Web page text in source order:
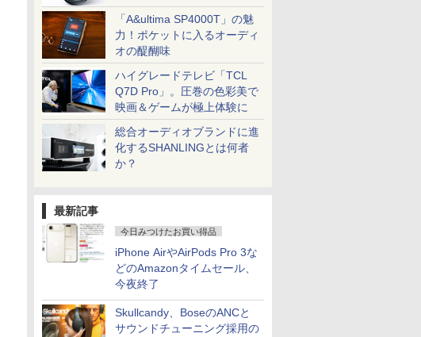
「A&ultima SP4000T」の魅
力！ポケットに入るオーディ
オの醍醐味
ハイグレードテレビ「TCL
Q7D Pro」。圧巻の色彩美で
映画＆ゲームが極上体験に
総合オーディオブランドに進
化するSHANLINGとは何者
か？
最新記事
今日みつけたお買い得品
iPhone AirやAirPods Pro 3な
どのAmazonタイムセール、
今夜終了
Skullcandy、BoseのANCと
サウンドチューニング採用の